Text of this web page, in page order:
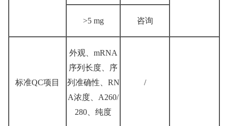
>5 mg 咨询
标准QC项目
外观、mRNA
序列长度、序
列准确性、RN
A浓度、A260/
280、纯度
/